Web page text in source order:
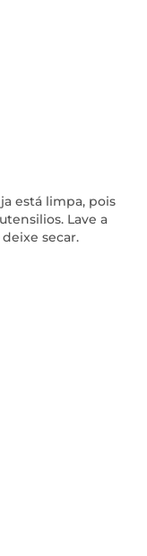
está limpa, pois
Lave a
secar.